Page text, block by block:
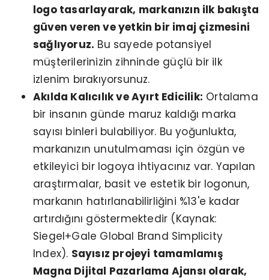
logo tasarlayarak, markanızın ilk bakışta
güven veren ve yetkin bir imaj çizmesini
sağlıyoruz. Bu sayede potansiyel
müşterilerinizin zihninde güçlü bir ilk
izlenim bırakıyorsunuz.
Akılda Kalıcılık ve Ayırt Edicilik: Ortalama
bir insanın günde maruz kaldığı marka
sayısı binleri bulabiliyor. Bu yoğunlukta,
markanızın unutulmaması için özgün ve
etkileyici bir logoya ihtiyacınız var. Yapılan
araştırmalar, basit ve estetik bir logonun,
markanın hatırlanabilirliğini %13'e kadar
artırdığını göstermektedir (Kaynak:
Siegel+Gale Global Brand Simplicity
Index). Sayısız projeyi tamamlamış
Magna Dijital Pazarlama Ajansı olarak,